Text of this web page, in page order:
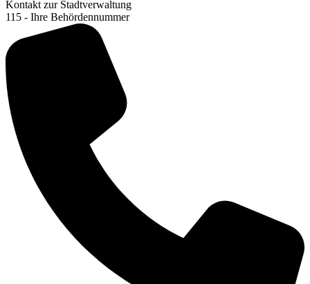
Kontakt zur Stadtverwaltung
115 - Ihre Behördennummer